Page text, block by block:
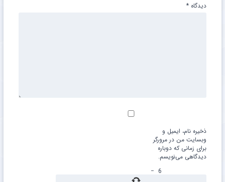
دیدگاه *
ذخیره نام، ایمیل و
وبسایت من در مرورگر
برای زمانی که دوباره
دیدگاهی می‌نویسم.
6
−